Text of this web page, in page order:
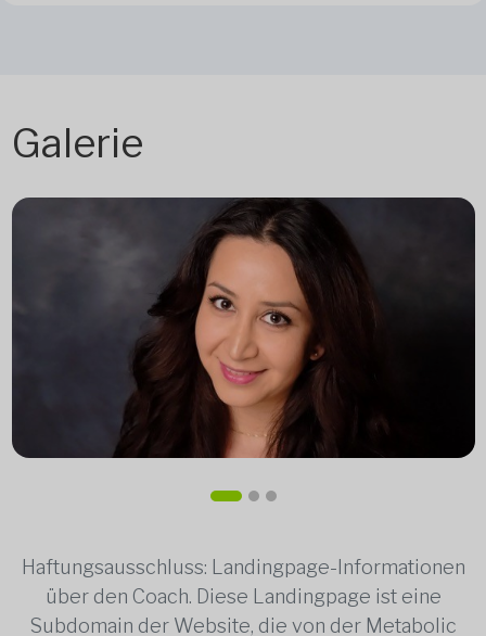
Galerie
Haftungsausschluss: Landingpage-Informationen
über den Coach. Diese Landingpage ist eine
Subdomain der Website, die von der Metabolic